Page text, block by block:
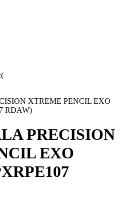
XTREME PENCIL EXO
RDAW)
PRECISION
EXO